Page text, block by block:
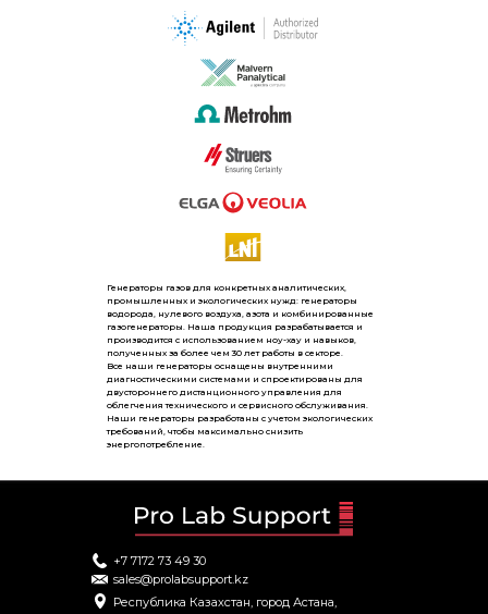
Генераторы газов для конкретных аналитических,
промышленных и экологических нужд: генераторы
водорода, нулевого воздуха, азота и комбинированные
газогенераторы. Наша продукция разрабатывается и
производится с использованием ноу-хау и навыков,
полученных за более чем 30 лет работы в секторе.
Все наши генераторы оснащены внутренними
диагностическими системами и спроектированы для
двустороннего дистанционного управления для
облегчения технического и сервисного обслуживания.
Наши генераторы разработаны с учетом экологических
требований, чтобы максимально снизить
энергопотребление.
Республика Казахстан, город Астана,
+7 7172 73 49 30
sales@prolabsupport.kz